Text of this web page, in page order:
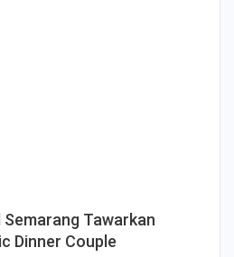
Semarang Tawarkan
Dinner Couple